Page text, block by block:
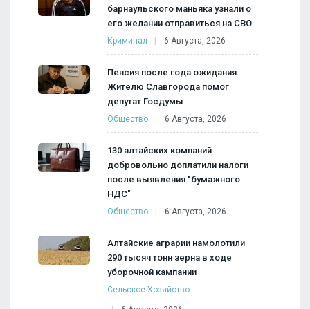
барнаульского маньяка узнали о
его желании отправиться на СВО
Криминал 6 Августа, 2026
Пенсия после года ожидания.
Жителю Славгорода помог
депутат Госдумы
Общество 6 Августа, 2026
130 алтайских компаний
добровольно доплатили налоги
после выявления "бумажного
НДС"
Общество 6 Августа, 2026
Алтайские аграрии намолотили
290 тысяч тонн зерна в ходе
уборочной кампании
Сельское Хозяйство